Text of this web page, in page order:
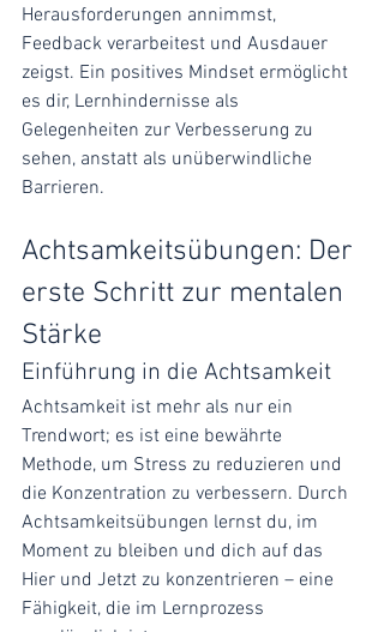
Herausforderungen annimmst,
Feedback verarbeitest und Ausdauer
zeigst. Ein positives Mindset ermöglicht
es dir, Lernhindernisse als
Gelegenheiten zur Verbesserung zu
sehen, anstatt als unüberwindliche
Barrieren.
Achtsamkeitsübungen: Der
erste Schritt zur mentalen
Stärke
Einführung in die Achtsamkeit
Achtsamkeit ist mehr als nur ein
Trendwort; es ist eine bewährte
Methode, um Stress zu reduzieren und
die Konzentration zu verbessern. Durch
Achtsamkeitsübungen lernst du, im
Moment zu bleiben und dich auf das
Hier und Jetzt zu konzentrieren – eine
Fähigkeit, die im Lernprozess